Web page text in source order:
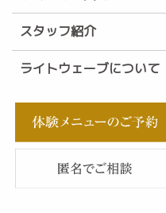
スタッフ紹介
ライトウェーブについて